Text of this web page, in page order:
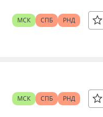
МСК СПБ РНД
МСК СПБ РНД